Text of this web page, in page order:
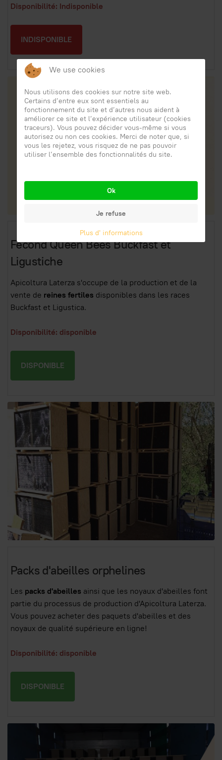
Disponibilité: Indisponible
INDISPONIBLE
Fecond Queen Bees Buckfast et
Ligustiche
Apicoltura Laterza s'occupe de la production et de la
vente de reines fertiles disponibles dans les races
Buckfast et Ligustica.
Disponibilité: disponible
DISPONIBLE
Packs d'abeilles orphelines
Les packs d'abeilles ainsi que les noyaux d'abeilles font
partie du processus de production d'Apicoltura Laterza.
Vous pouvez acheter des paquets d'abeilles et des
noyaux de qualité supérieure en ligne!
Disponibilité: disponible
DISPONIBLE
We use cookies
Nous utilisons des cookies sur notre site web.
Certains d’entre eux sont essentiels au
fonctionnement du site et d’autres nous aident à
améliorer ce site et l’expérience utilisateur (cookies
traceurs). Vous pouvez décider vous-même si vous
autorisez ou non ces cookies. Merci de noter que, si
vous les rejetez, vous risquez de ne pas pouvoir
utiliser l’ensemble des fonctionnalités du site.
Ok
Je refuse
Plus d' informations